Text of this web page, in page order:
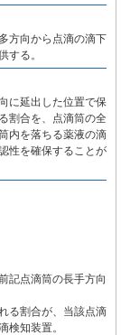
方向から点滴の滴下
する。
に延出した位置で保
割合を、点滴筒の全
内を落ちる薬液の滴
性を確保することが
記点滴筒の長手方向
る割合が、当該点滴
検知装置。